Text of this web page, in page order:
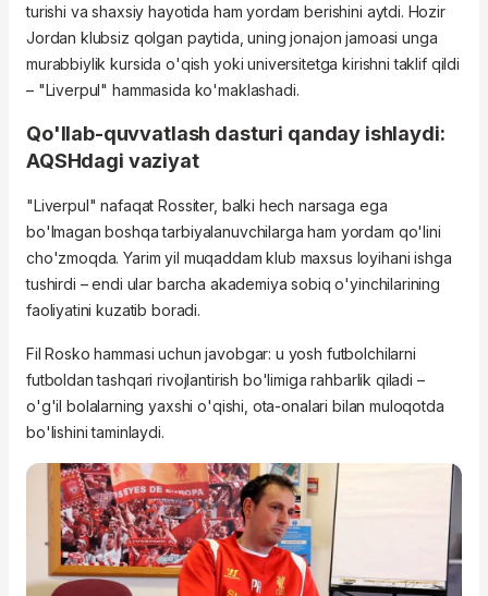
turishi va shaxsiy hayotida ham yordam berishini aytdi. Hozir
Jordan klubsiz qolgan paytida, uning jonajon jamoasi unga
murabbiylik kursida o'qish yoki universitetga kirishni taklif qildi
– "Liverpul" hammasida ko'maklashadi.
Qo'llab-quvvatlash dasturi qanday ishlaydi:
AQSHdagi vaziyat
"Liverpul" nafaqat Rossiter, balki hech narsaga ega
bo'lmagan boshqa tarbiyalanuvchilarga ham yordam qo'lini
cho'zmoqda. Yarim yil muqaddam klub maxsus loyihani ishga
tushirdi – endi ular barcha akademiya sobiq o'yinchilarining
faoliyatini kuzatib boradi.
Fil Rosko hammasi uchun javobgar: u yosh futbolchilarni
futboldan tashqari rivojlantirish bo'limiga rahbarlik qiladi –
o'g'il bolalarning yaxshi o'qishi, ota-onalari bilan muloqotda
bo'lishini taminlaydi.